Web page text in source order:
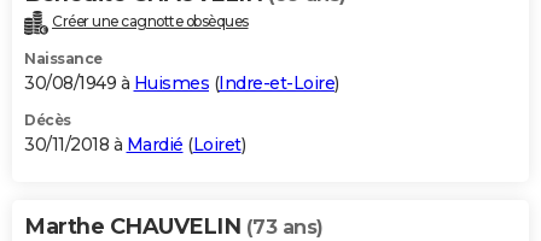
Créer une cagnotte obsèques
Naissance
30/08/1949 à Huismes (Indre-et-Loire)
Décès
30/11/2018 à Mardié (Loiret)
Marthe CHAUVELIN (73 ans)